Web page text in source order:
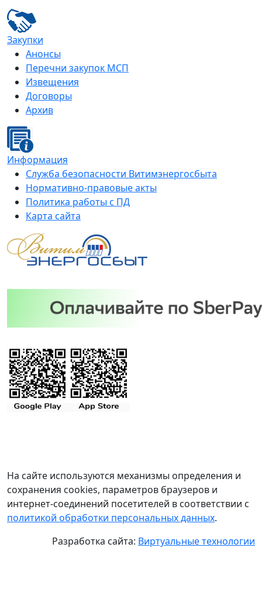
Закупки
Анонсы
Перечни закупок МСП
Извещения
Договоры
Архив
Информация
Служба безопасности Витимэнергосбыта
Нормативно-правовые акты
Политика работы с ПД
Карта сайта
На сайте используются механизмы определения и
сохранения cookies, параметров браузеров и
интернет-соединений посетителей в соответствии с
политикой обработки персональных данных.
Разработка сайта: Виртуальные технологии